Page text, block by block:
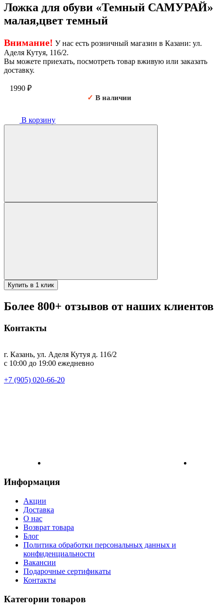
Ложка для обуви «Темный САМУРАЙ»
малая,цвет темный
Внимание! У нас есть розничный магазин в Казани: ул.
Аделя Кутуя, 116/2.
Вы можете приехать, посмотреть товар вживую или заказать
доставку.
1990 ₽
✓ В наличии
В корзину
Купить в 1 клик
Более 800+ отзывов от наших клиентов
Контакты
г. Казань, ул. Аделя Кутуя д. 116/2
с 10:00 до 19:00 ежедневно
+7 (905) 020-66-20
Информация
Акции
Доставка
О нас
Возврат товара
Блог
Политика обработки персональных данных и
конфиденциальности
Вакансии
Подарочные сертификаты
Контакты
Категории товаров